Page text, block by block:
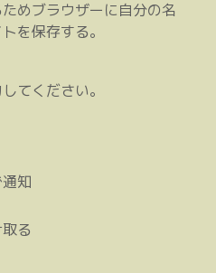
めブラウザーに自分の名
を保存する。
てください。
知
る